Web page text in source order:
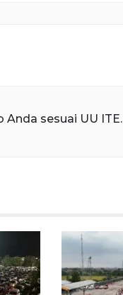
sesuai UU ITE.